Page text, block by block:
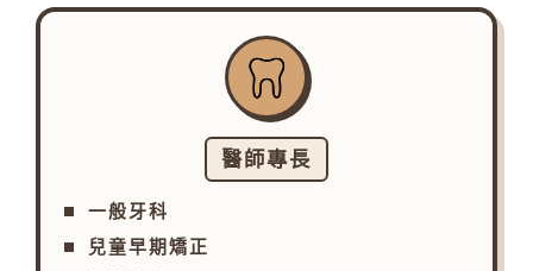
醫師專長
一般牙科
兒童早期矯正